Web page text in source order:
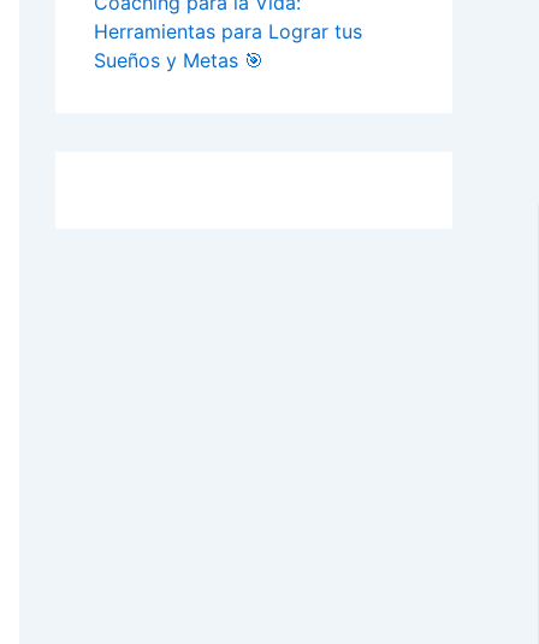
Herramientas para Lograr tus
Sueños y Metas 🎯